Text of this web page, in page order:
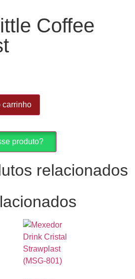
Coffee
carrinho
produto?
relacionados